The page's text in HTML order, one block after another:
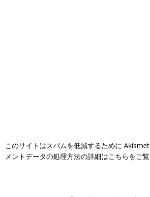
このサイトはスパムを低減するために Akismet
メントデータの処理方法の詳細はこちらをご